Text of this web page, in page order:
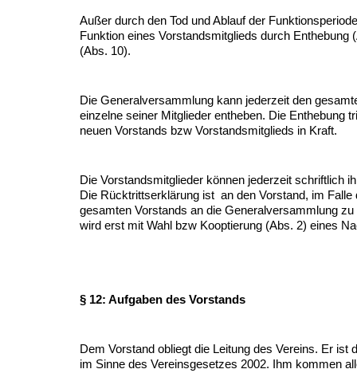
Außer durch den Tod und Ablauf der
Funktion eines Vorstandsmitglieds durch Enthebung
(Abs. 10).
Die Generalversammlung kann jederzeit den
einzelne seiner Mitglieder entheben. Die Enthebung
neuen Vorstands bzw Vorstandsmitglieds in Kraft.
Die Vorstandsmitglieder können jederzeit schriftlich
Die Rücktrittserklärung ist an den Vorstand, im
gesamten Vorstands an die Generalversammlung
wird erst mit Wahl bzw Kooptierung (Abs. 2) eines
§ 12: Aufgaben des Vorstands
Dem Vorstand obliegt die Leitung des Vereins. Er ist
im Sinne des Vereinsgesetzes 2002. Ihm kommen